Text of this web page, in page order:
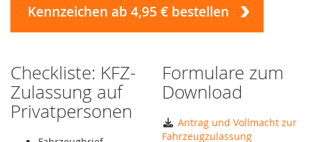
Kennzeichen ab 4,95 € bestellen
Checkliste: KFZ-
Zulassung auf
Privatpersonen
Formulare zum
Download
Antrag und Vollmacht zur
Fahrzeugzulassung